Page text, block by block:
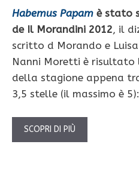
Habemus Papam è stato
de Il Morandini 2012, il
scritto d Morando e
Nanni Moretti è
della stagione appena
3,5 stelle (il massimo è 5):
SCOPRI DI PIÙ